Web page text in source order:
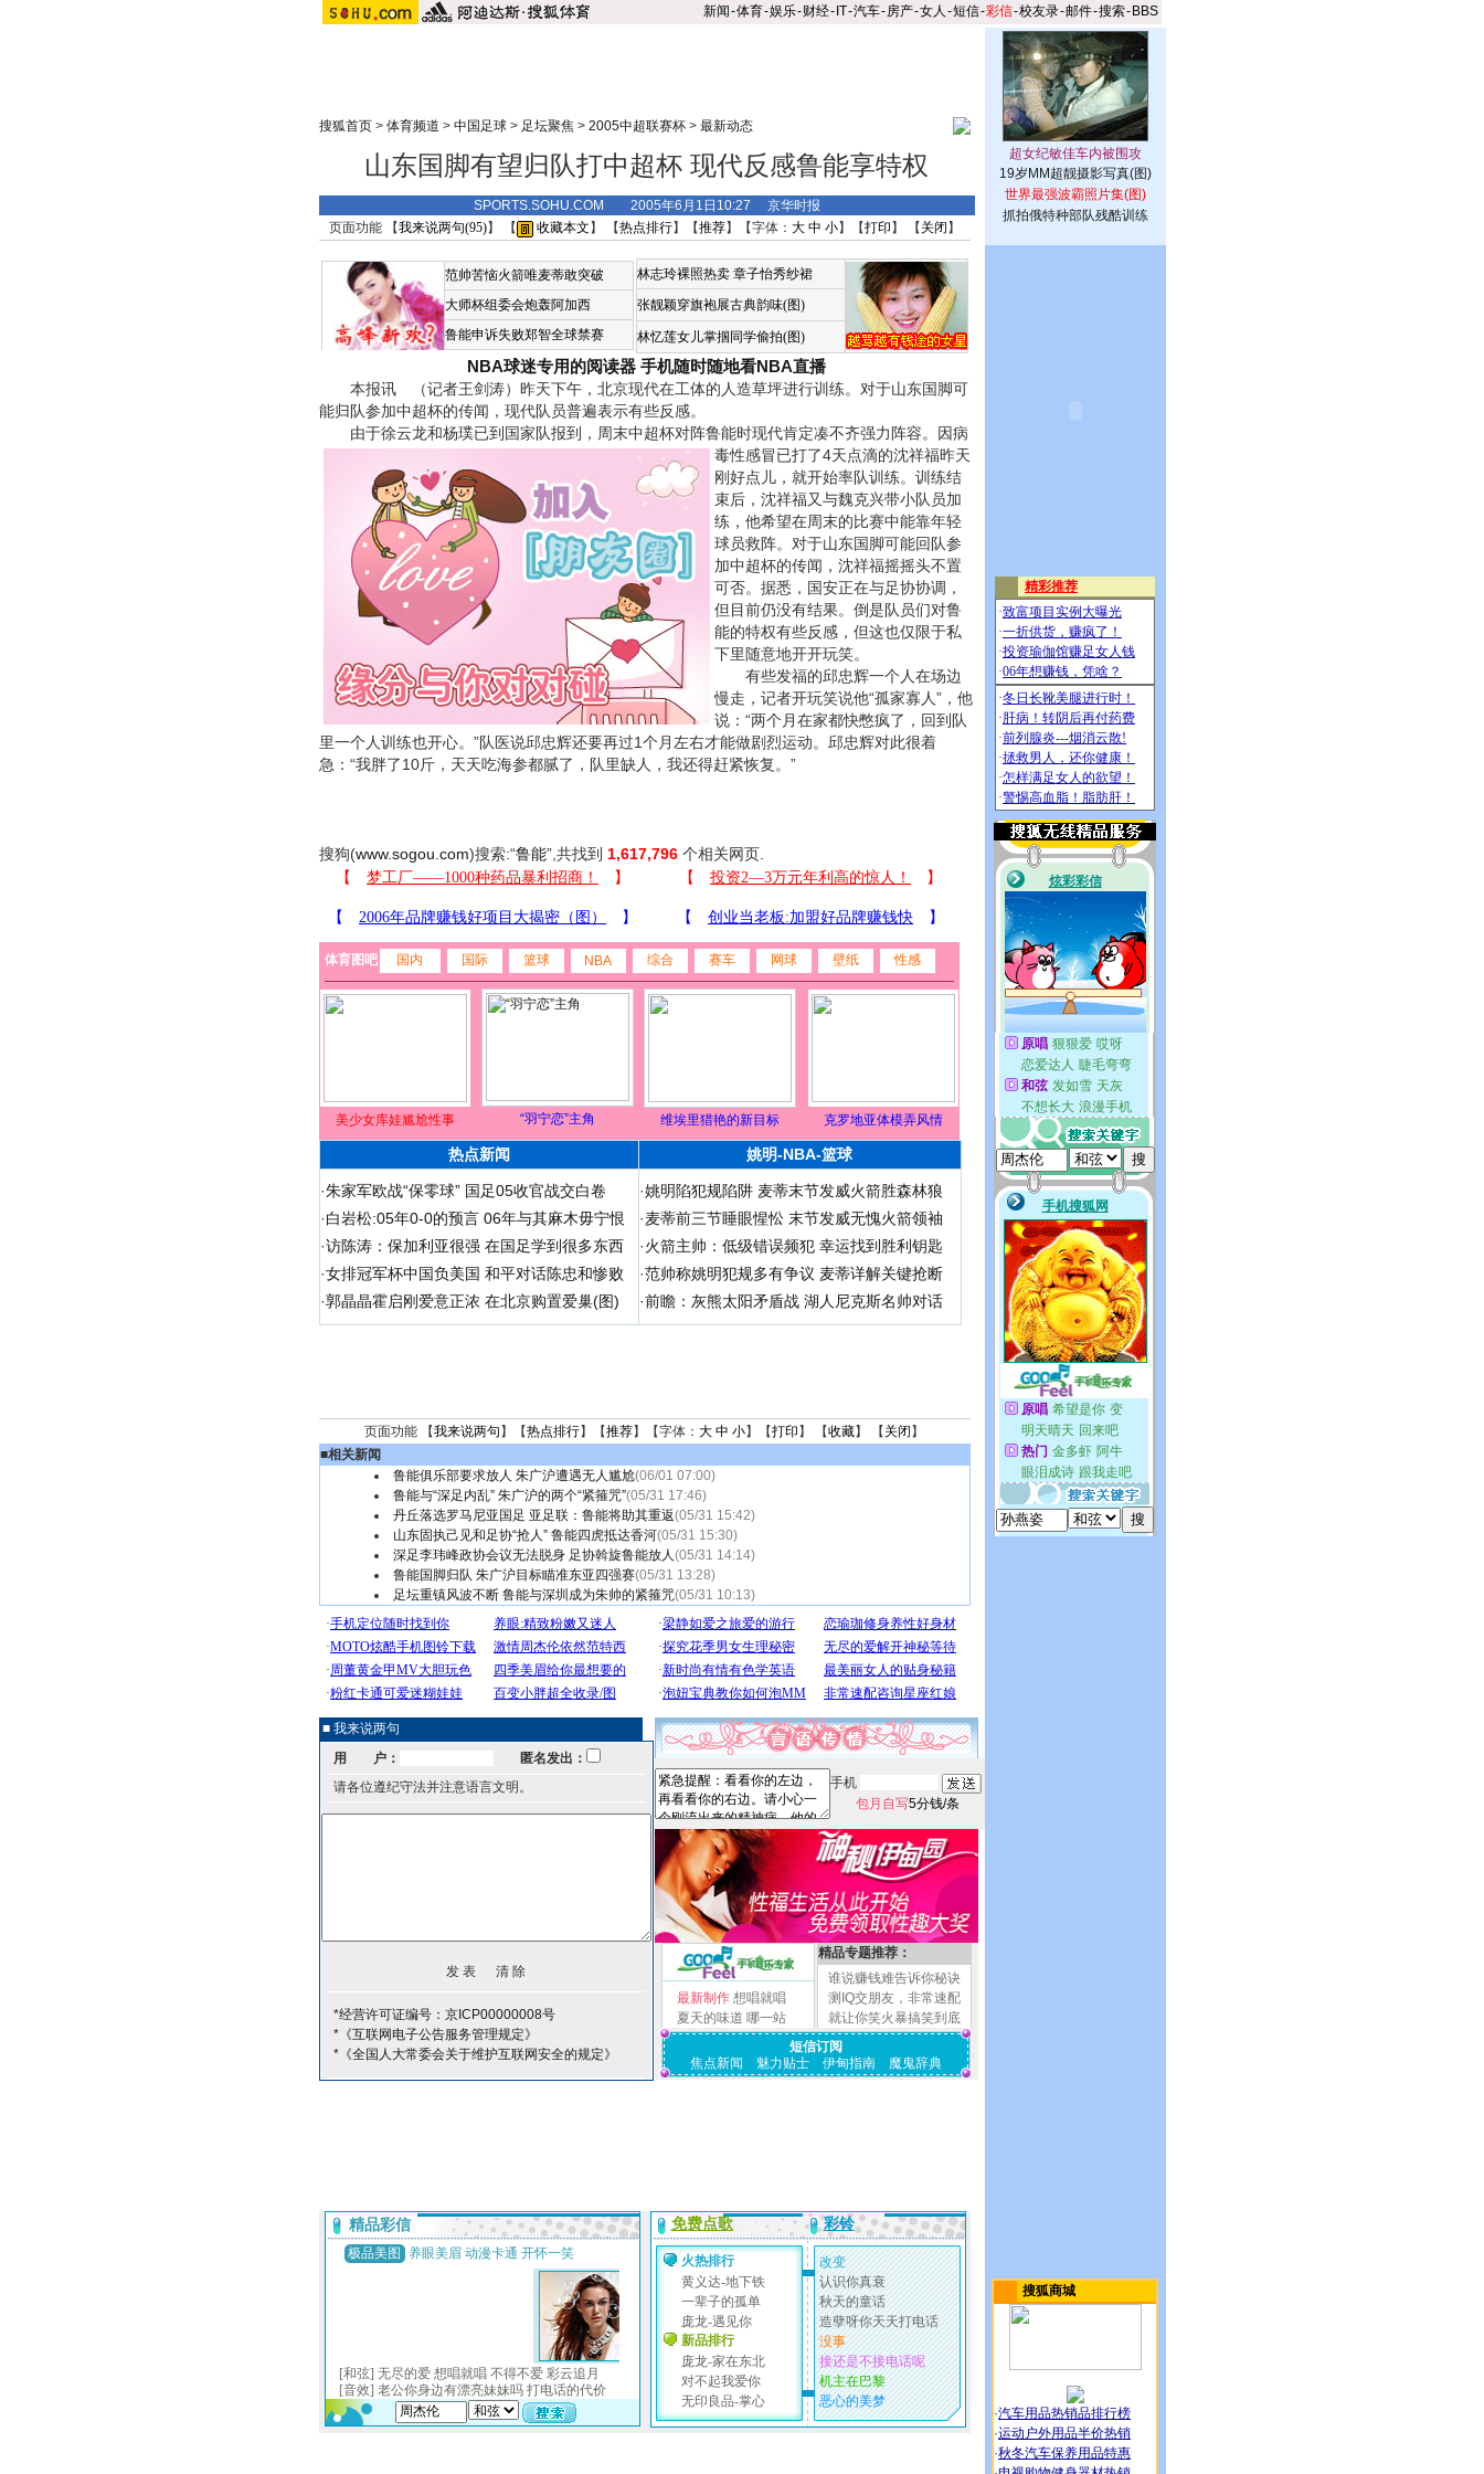
新闻-体育-娱乐-财经- IT-汽车-房产-女人 -短信-彩信-校友录-邮件-搜索- BBS
搜狐首页> 体育频道 > 中国足球> 足坛聚焦> 2005中超联赛杯> 最新动态
山东国脚有望归队打中超杯 现代反感鲁能享特权
SPORTS.SOHU.COM 2005年6月1日10:27 京华时报
页面功能 【我来说两句(95)】 【 收藏本文 】 【热点排行】【推荐】【字体： 大 中 小】【打印 】 【 关闭 】
范帅苦恼火箭唯麦蒂敢突破
大师杯组委会炮轰阿加西
鲁能申诉失败郑智全球禁赛
林志玲裸照热卖 章子怡秀纱裙
张靓颖穿旗袍展古典韵味(图)
林忆莲女儿掌掴同学偷拍(图)
NBA球迷专用的阅读器 手机随时随地看NBA直播
本报讯 （记者王剑涛）昨天下午，北京现代在工体的人造草坪进行训练。对于山东国脚可
能归队参加中超杯的传闻，现代队员普遍表示有些反感。
由于徐云龙和杨璞已到国家队报到，周末中超杯对阵鲁能时现代肯定凑不齐强力阵容。 因病
毒性感冒已打了4天点滴的沈祥福昨天
刚好点儿，就开始率队训练。训练结
束后，沈祥福又与魏克兴带小队员加
练，他希望在周末的比赛中能靠年轻
球员救阵。对于山东国脚可能回队参
加中超杯的传闻，沈祥福摇摇头不置
可否。据悉，国安正在与足协协调，
但目前仍没有结果。倒是队员们对鲁
能的特权有些反感，但这也仅限于私
下里随意地开开玩笑。
有些发福的邱忠辉一个人在场边
慢走，记者开玩笑说他“孤家寡人”，他
说：“两个月在家都快憋疯了，回到队
里一个人训练也开心。”队医说邱忠辉还要再过1个月左右才能做剧烈运动。邱忠辉对此很着
急：“我胖了10斤，天天吃海参都腻了，队里缺人，我还得赶紧恢复。”
搜狗(www.sogou.com)搜索:“鲁能”,共找到 1,617,796 个相关网页.
体育图吧 国内 国际 篮球 NBA 综合 赛车 网球 壁纸 性感
美少女库娃尴尬性事 “羽宁恋”主角 维埃里猎艳的新目标 克罗地亚体模弄风情
热点新闻 姚明-NBA-篮球
·朱家军欧战“保零球” 国足05收官战交白卷
·白岩松:05年0-0的预言 06年与其麻木毋宁恨
·访陈涛：保加利亚很强 在国足学到很多东西
·女排冠军杯中国负美国 和平对话陈忠和惨败
·郭晶晶霍启刚爱意正浓 在北京购置爱巢(图)
·姚明陷犯规陷阱 麦蒂末节发威火箭胜森林狼
·麦蒂前三节睡眼惺忪 末节发威无愧火箭领袖
·火箭主帅：低级错误频犯 幸运找到胜利钥匙
·范帅称姚明犯规多有争议 麦蒂详解关键抢断
·前瞻：灰熊太阳矛盾战 湖人尼克斯名帅对话
页面功能 【我来说两句 】【热点排行】【推荐】【字体： 大 中 小】【打印 】 【收藏】 【 关闭 】
■相关新闻
鲁能俱乐部要求放人 朱广沪遭遇无人尴尬(06/01 07:00)
鲁能与“深足内乱” 朱广沪的两个“紧箍咒”(05/31 17:46)
丹丘落选罗马尼亚国足 亚足联：鲁能将助其重返(05/31 15:42)
山东固执己见和足协“抢人” 鲁能四虎抵达香河(05/31 15:30)
深足李玮峰政协会议无法脱身 足协斡旋鲁能放人(05/31 14:14)
鲁能国脚归队 朱广沪目标瞄准东亚四强赛(05/31 13:28)
足坛重镇风波不断 鲁能与深圳成为朱帅的紧箍咒(05/31 10:13)
■ 我来说两句
用 户：
匿名发出：
请各位遵纪守法并注意语言文明。
*经营许可证编号：京ICP00000008号
*《互联网电子公告服务管理规定》
*《全国人大常委会关于维护互联网安全的规定》
手机
包月自写5分钱/条
最新制作 想唱就唱
夏天的味道 哪一站
精品专题推荐：
谁说赚钱难告诉你秘诀
测IQ交朋友，非常速配
就让你笑火暴搞笑到底
短信订阅
焦点新闻
魅力贴士 伊甸指南 魔鬼辞典
19岁MM超靓摄影写真(图)
世界最强波霸照片集(图)
抓拍俄特种部队残酷训练
搜狐商城
·汽车用品热销品排行榜
·运动户外用品半价热销
·秋冬汽车保养用品特惠